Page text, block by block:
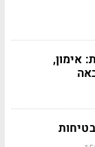
אימון,